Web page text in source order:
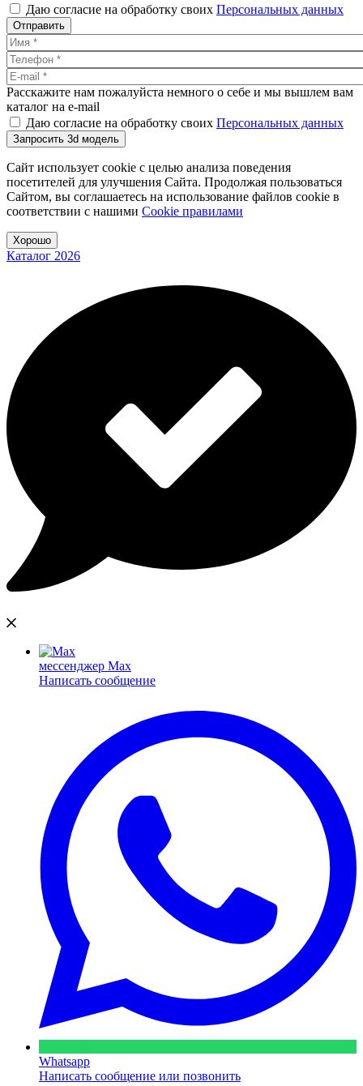
Даю согласие на обработку своих Персональных данных
Отправить
Расскажите нам пожалуйста немного о себе и мы вышлем вам
каталог на e-mail
Даю согласие на обработку своих Персональных данных
Запросить 3d модель
Сайт использует cookie с целью анализа поведения
посетителей для улучшения Сайта. Продолжая пользоваться
Сайтом, вы соглашаетесь на использование файлов cookie в
соответствии с нашими Cookiе правилами
Хорошо
Каталог 2026
мессенджер Max
Написать сообщение
Whatsapp
Написать сообщение или позвонить